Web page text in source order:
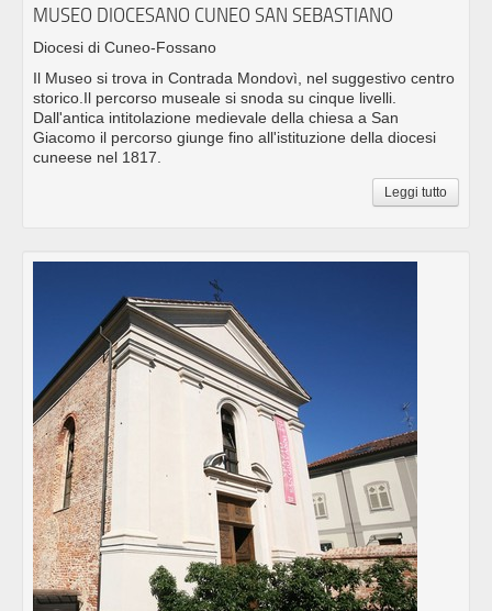
MUSEO DIOCESANO CUNEO SAN SEBASTIANO
Diocesi di Cuneo-Fossano
Il Museo si trova in Contrada Mondovì, nel suggestivo centro
storico.Il percorso museale si snoda su cinque livelli.
Dall'antica intitolazione medievale della chiesa a San
Giacomo il percorso giunge fino all'istituzione della diocesi
cuneese nel 1817.
Leggi tutto